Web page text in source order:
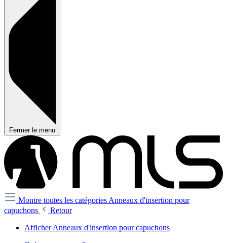
Fermer le menu
Montre toutes les catégories Anneaux d'insertion pour
capuchons
Retour
Afficher Anneaux d'insertion pour capuchons